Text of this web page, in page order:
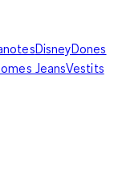
DisneyDones
JeansVestits